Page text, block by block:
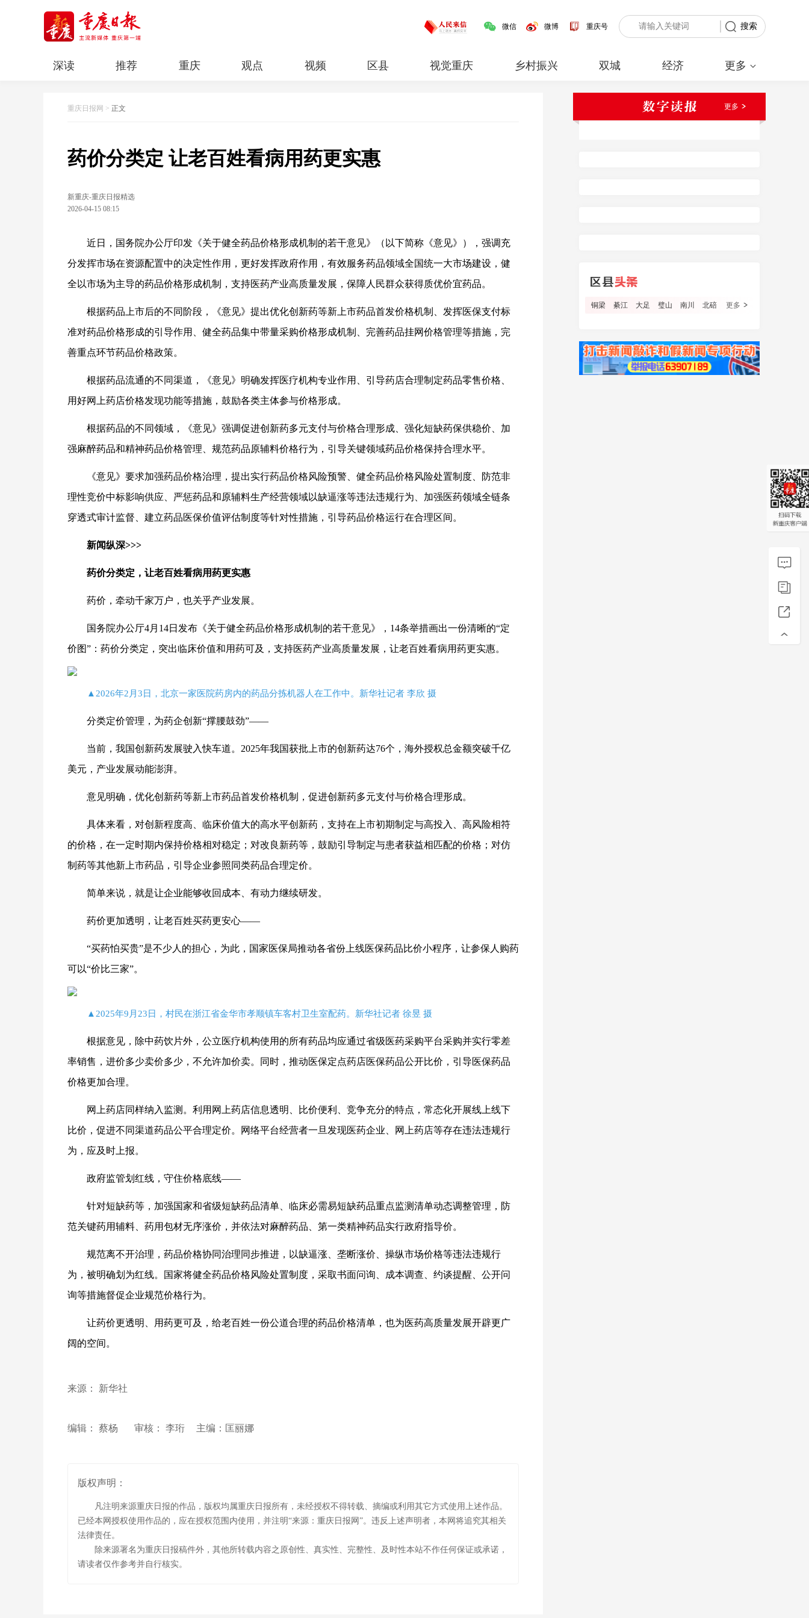
微信 微博 重庆号 搜索
深读 推荐 重庆 观点 视频 区县 视觉重庆 乡村振兴 双城 经济 更多
重庆日报网 > 正文
药价分类定 让老百姓看病用药更实惠
新重庆-重庆日报精选
2026-04-15 08:15
近日，国务院办公厅印发《关于健全药品价格形成机制的若干意见》（以下简称《意见》），强调充
分发挥市场在资源配置中的决定性作用，更好发挥政府作用，有效服务药品领域全国统一大市场建设，健
全以市场为主导的药品价格形成机制，支持医药产业高质量发展，保障人民群众获得质优价宜药品。
根据药品上市后的不同阶段，《意见》提出优化创新药等新上市药品首发价格机制、发挥医保支付标
准对药品价格形成的引导作用、健全药品集中带量采购价格形成机制、完善药品挂网价格管理等措施，完
善重点环节药品价格政策。
根据药品流通的不同渠道，《意见》明确发挥医疗机构专业作用、引导药店合理制定药品零售价格、
用好网上药店价格发现功能等措施，鼓励各类主体参与价格形成。
根据药品的不同领域，《意见》强调促进创新药多元支付与价格合理形成、强化短缺药保供稳价、加
强麻醉药品和精神药品价格管理、规范药品原辅料价格行为，引导关键领域药品价格保持合理水平。
《意见》要求加强药品价格治理，提出实行药品价格风险预警、健全药品价格风险处置制度、防范非
理性竞价中标影响供应、严惩药品和原辅料生产经营领域以缺逼涨等违法违规行为、加强医药领域全链条
穿透式审计监督、建立药品医保价值评估制度等针对性措施，引导药品价格运行在合理区间。
新闻纵深>>>
药价分类定，让老百姓看病用药更实惠
药价，牵动千家万户，也关乎产业发展。
国务院办公厅4月14日发布《关于健全药品价格形成机制的若干意见》，14条举措画出一份清晰的“定
价图”：药价分类定，突出临床价值和用药可及，支持医药产业高质量发展，让老百姓看病用药更实惠。
▲2026年2月3日，北京一家医院药房内的药品分拣机器人在工作中。新华社记者 李欣 摄
分类定价管理，为药企创新“撑腰鼓劲”——
当前，我国创新药发展驶入快车道。2025年我国获批上市的创新药达76个，海外授权总金额突破千亿
美元，产业发展动能澎湃。
意见明确，优化创新药等新上市药品首发价格机制，促进创新药多元支付与价格合理形成。
具体来看，对创新程度高、临床价值大的高水平创新药，支持在上市初期制定与高投入、高风险相符
的价格，在一定时期内保持价格相对稳定；对改良新药等，鼓励引导制定与患者获益相匹配的价格；对仿
制药等其他新上市药品，引导企业参照同类药品合理定价。
简单来说，就是让企业能够收回成本、有动力继续研发。
药价更加透明，让老百姓买药更安心——
“买药怕买贵”是不少人的担心，为此，国家医保局推动各省份上线医保药品比价小程序，让参保人购药
可以“价比三家”。
▲2025年9月23日，村民在浙江省金华市孝顺镇车客村卫生室配药。新华社记者 徐昱 摄
根据意见，除中药饮片外，公立医疗机构使用的所有药品均应通过省级医药采购平台采购并实行零差
率销售，进价多少卖价多少，不允许加价卖。同时，推动医保定点药店医保药品公开比价，引导医保药品
价格更加合理。
网上药店同样纳入监测。利用网上药店信息透明、比价便利、竞争充分的特点，常态化开展线上线下
比价，促进不同渠道药品公平合理定价。网络平台经营者一旦发现医药企业、网上药店等存在违法违规行
为，应及时上报。
政府监管划红线，守住价格底线——
针对短缺药等，加强国家和省级短缺药品清单、临床必需易短缺药品重点监测清单动态调整管理，防
范关键药用辅料、药用包材无序涨价，并依法对麻醉药品、第一类精神药品实行政府指导价。
规范离不开治理，药品价格协同治理同步推进，以缺逼涨、垄断涨价、操纵市场价格等违法违规行
为，被明确划为红线。国家将健全药品价格风险处置制度，采取书面问询、成本调查、约谈提醒、公开问
询等措施督促企业规范价格行为。
让药价更透明、用药更可及，给老百姓一份公道合理的药品价格清单，也为医药高质量发展开辟更广
阔的空间。
来源： 新华社
编辑： 蔡杨 审核： 李珩 主编：匡丽娜
版权声明：
凡注明来源重庆日报的作品，版权均属重庆日报所有，未经授权不得转载、摘编或利用其它方式使用上述作品。
已经本网授权使用作品的，应在授权范围内使用，并注明“来源：重庆日报网”。违反上述声明者，本网将追究其相关
法律责任。
除来源署名为重庆日报稿件外，其他所转载内容之原创性、真实性、完整性、及时性本站不作任何保证或承诺，
请读者仅作参考并自行核实。
更多
铜梁 綦江 大足 璧山 南川 北碚 更多